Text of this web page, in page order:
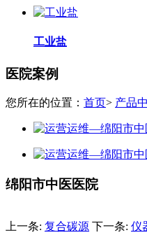
工业盐
医院案例
您所在的位置： 首页> 产品
绵阳市中医医院
上一条: 复合碳源 下一条: 仪